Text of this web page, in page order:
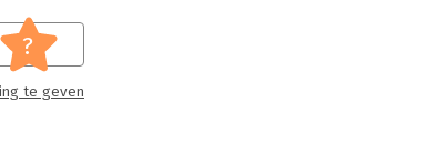
?
te geven